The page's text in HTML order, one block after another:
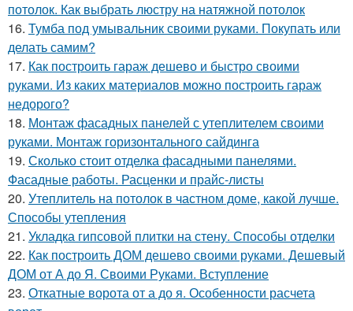
потолок. Как выбрать люстру на натяжной потолок
16. Тумба под умывальник своими руками. Покупать или
делать самим?
17. Как построить гараж дешево и быстро своими
руками. Из каких материалов можно построить гараж
недорого?
18. Монтаж фасадных панелей с утеплителем своими
руками. Монтаж горизонтального сайдинга
19. Сколько стоит отделка фасадными панелями.
Фасадные работы. Расценки и прайс-листы
20. Утеплитель на потолок в частном доме, какой лучше.
Способы утепления
21. Укладка гипсовой плитки на стену. Способы отделки
22. Как построить ДОМ дешево своими руками. Дешевый
ДОМ от А до Я. Своими Руками. Вступление
23. Откатные ворота от а до я. Особенности расчета